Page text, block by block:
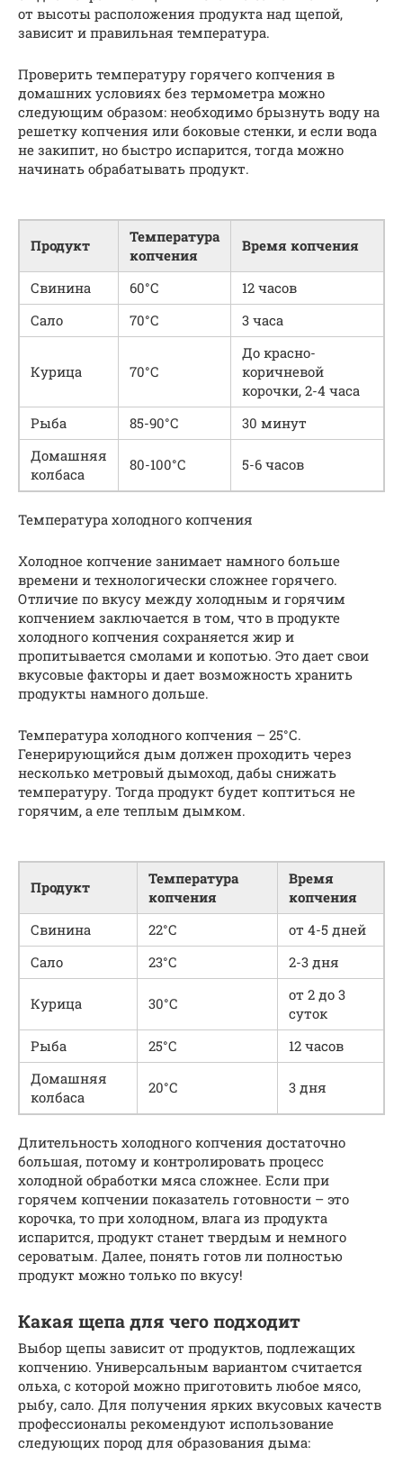
от высоты расположения продукта над щепой,
зависит и правильная температура.
Проверить температуру горячего копчения в
домашних условиях без термометра можно
следующим образом: необходимо брызнуть воду на
решетку копчения или боковые стенки, и если вода
не закипит, но быстро испарится, тогда можно
начинать обрабатывать продукт.
Продукт
Температура
копчения
Время копчения
Свинина 60°С
12 часов
Сало
70°С 3 часа
Курица 70°С
До красно-
коричневой
корочки, 2-4 часа
Рыба
85-90°С
30 минут
Домашняя
колбаса
80-100°С 5-6 часов
Температура холодного копчения
Холодное копчение занимает намного больше
времени и технологически сложнее горячего.
Отличие по вкусу между холодным и горячим
копчением заключается в том, что в продукте
холодного копчения сохраняется жир и
пропитывается смолами и копотью. Это дает свои
вкусовые факторы и дает возможность хранить
продукты намного дольше.
Температура холодного копчения – 25°С.
Генерирующийся дым должен проходить через
несколько метровый дымоход, дабы снижать
температуру. Тогда продукт будет коптиться не
горячим, а еле теплым дымком.
Продукт
Температура
копчения
Время
копчения
Свинина
22°С
от 4-5 дней
Сало
23°С 2-3 дня
Курица 30°С
от 2 до 3
суток
Рыба
25°С
12 часов
Домашняя
колбаса
20°С 3 дня
Длительность холодного копчения достаточно
большая, потому и контролировать процесс
холодной обработки мяса сложнее. Если при
горячем копчении показатель готовности – это
корочка, то при холодном, влага из продукта
испарится, продукт станет твердым и немного
сероватым. Далее, понять готов ли полностью
продукт можно только по вкусу!
Какая щепа для чего подходит
Выбор щепы зависит от продуктов, подлежащих
копчению. Универсальным вариантом считается
ольха, с которой можно приготовить любое мясо,
рыбу, сало. Для получения ярких вкусовых качеств
профессионалы рекомендуют использование
следующих пород для образования дыма: